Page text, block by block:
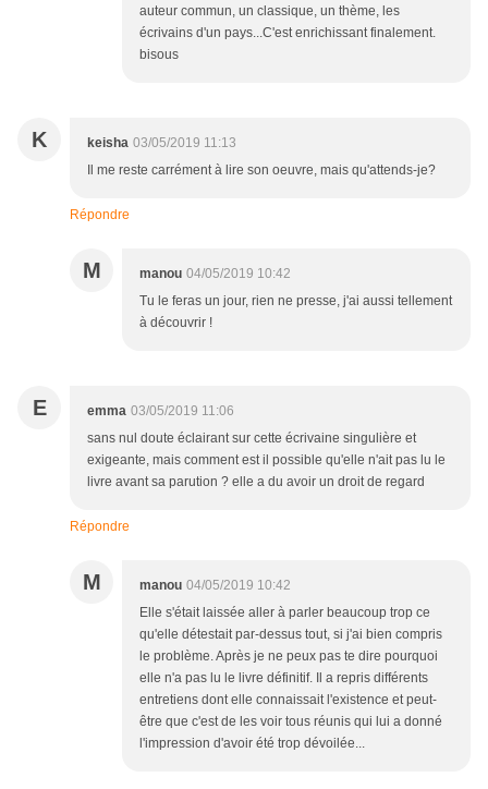
auteur commun, un classique, un thème, les
écrivains d'un pays...C'est enrichissant finalement.
bisous
K keisha 03/05/2019 11:13
Il me reste carrément à lire son oeuvre, mais qu'attends-je?
Répondre
M manou 04/05/2019 10:42
Tu le feras un jour, rien ne presse, j'ai aussi tellement
à découvrir !
E emma 03/05/2019 11:06
sans nul doute éclairant sur cette écrivaine singulière et
exigeante, mais comment est il possible qu'elle n'ait pas lu le
livre avant sa parution ? elle a du avoir un droit de regard
Répondre
M manou 04/05/2019 10:42
Elle s'était laissée aller à parler beaucoup trop ce
qu'elle détestait par-dessus tout, si j'ai bien compris
le problème. Après je ne peux pas te dire pourquoi
elle n'a pas lu le livre définitif. Il a repris différents
entretiens dont elle connaissait l'existence et peut-
être que c'est de les voir tous réunis qui lui a donné
l'impression d'avoir été trop dévoilée...